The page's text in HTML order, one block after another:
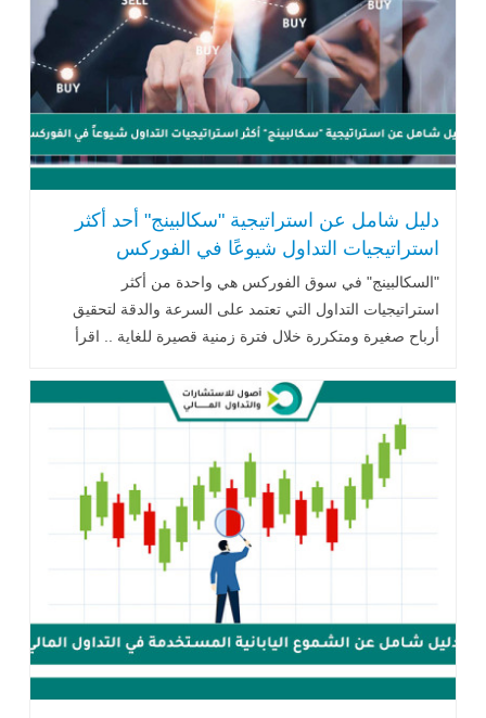
دليل شامل عن استراتيجية "سكالبينج" أحد أكثر
استراتيجيات التداول شيوعًا في الفوركس
"السكالبينج" في سوق الفوركس هي واحدة من أكثر
استراتيجيات التداول التي تعتمد على السرعة والدقة لتحقيق
أرباح صغيرة ومتكررة خلال فترة زمنية قصيرة للغاية .. اقرأ